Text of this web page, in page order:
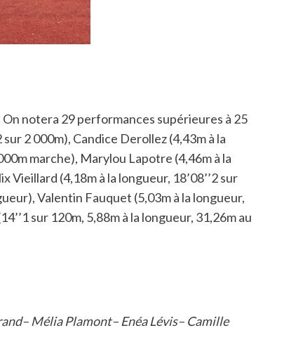
On notera 29 performances supérieures à 25
2 000m), Candice Derollez (4,43m à la
marche), Marylou Lapotre (4,46m à la
Vieillard (4,18m à la longueur, 18’08’’2 sur
Valentin Fauquet (5,03m à la longueur,
sur 120m, 5,88m à la longueur, 31,26m au
Mélia Plamont– Enéa Lévis– Camille